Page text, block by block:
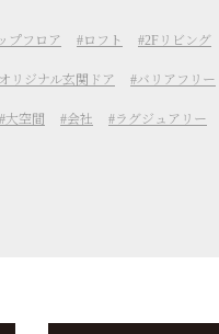
プフロア ロフト 2Fリビング
オリジナル玄関ドア バリアフリー
大空間 会社 ラグジュアリー